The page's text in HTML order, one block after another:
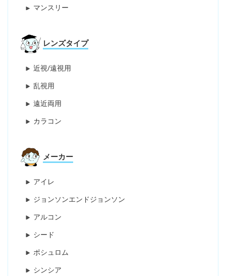
マンスリー
レンズタイプ
近視/遠視用
乱視用
遠近両用
カラコン
メーカー
アイレ
ジョンソンエンドジョンソン
アルコン
シード
ポシュロム
シンシア